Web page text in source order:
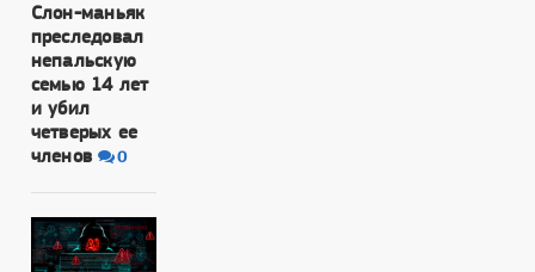
Слон-маньяк
преследовал
непальскую
семью 14 лет
и убил
четверых ее
членов
0